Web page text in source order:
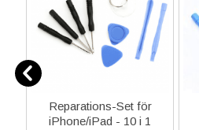
Reparations-Set för
iPhone/iPad - 10 i 1